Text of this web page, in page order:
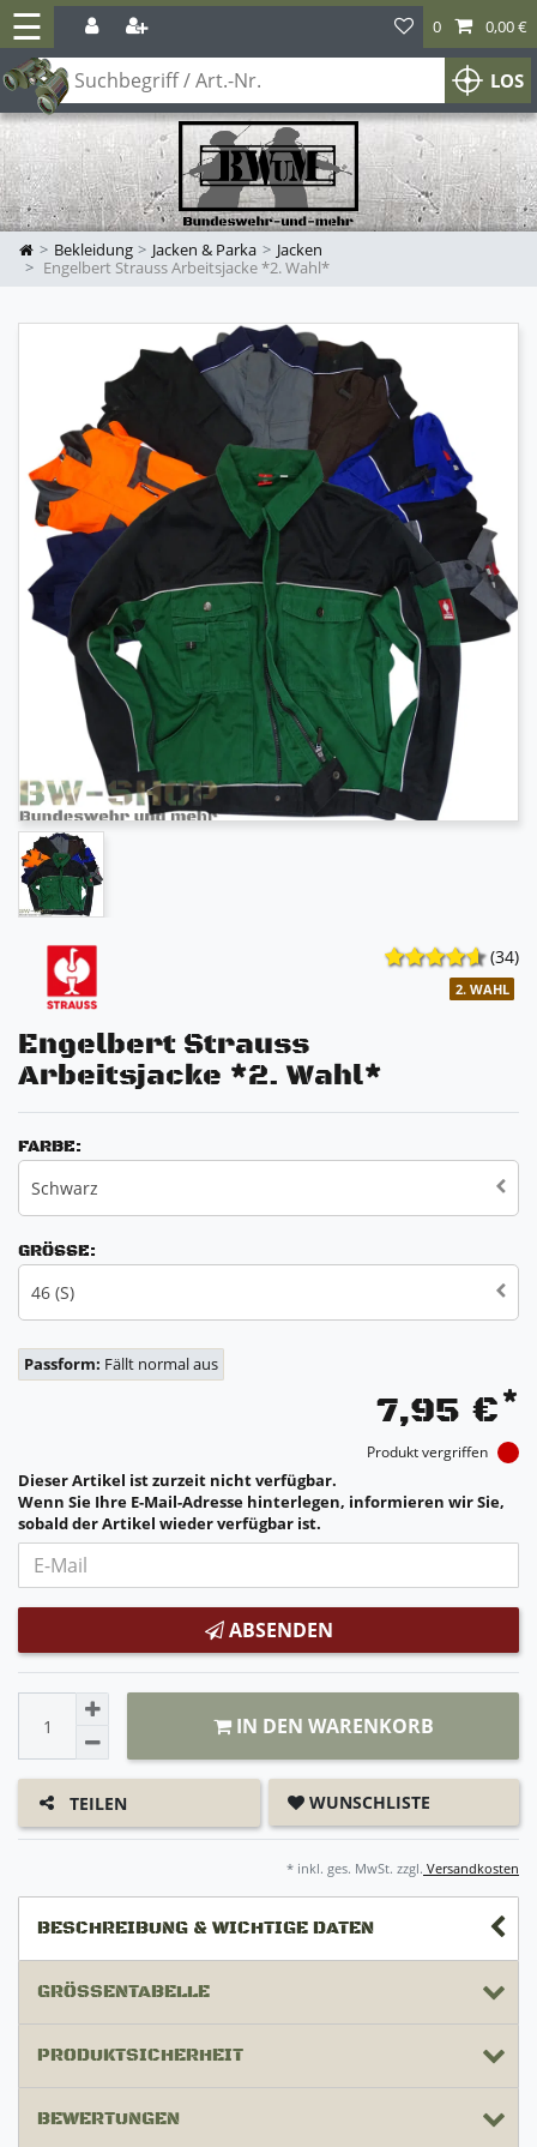
☰
LOS
0 0,00 €
Bekleidung Jacken & Parka
Jacken
Engelbert Strauss Arbeitsjacke *2. Wahl*
(34)
2. WAHL
Engelbert Strauss
Arbeitsjacke *2. Wahl*
FARBE:
Schwarz
GRÖSSE:
46 (S)
Passform: Fällt normal aus
7,95 €*
Produkt vergriffen
Dieser Artikel ist zurzeit nicht verfügbar.
Wenn Sie Ihre E-Mail-Adresse hinterlegen, informieren wir Sie,
sobald der Artikel wieder verfügbar ist.
ABSENDEN
IN DEN WARENKORB
TEILEN WUNSCHLISTE
* inkl. ges. MwSt. zzgl. Versandkosten
BESCHREIBUNG & WICHTIGE DATEN
GRÖSSENTABELLE
PRODUKTSICHERHEIT
BEWERTUNGEN